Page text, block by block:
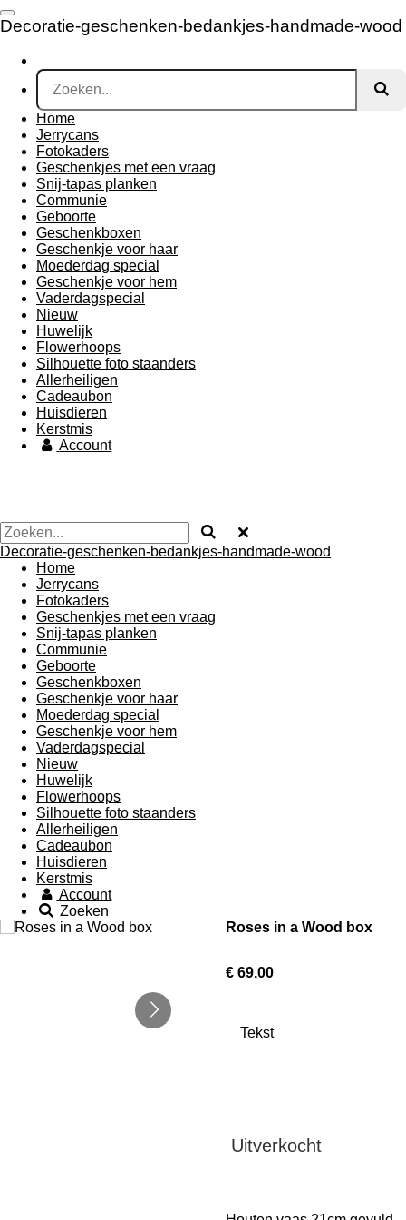
Ga
direct
de
hoofdinhoud
Decoratie-geschenken-bedankjes-handmade-wood
Home
Jerrycans
Fotokaders
Geschenkjes met een vraag
Snij-tapas planken
Communie
Geboorte
Geschenkboxen
Geschenkje voor haar
Moederdag special
Geschenkje voor hem
Vaderdagspecial
Nieuw
Huwelijk
Flowerhoops
Silhouette foto staanders
Allerheiligen
Cadeaubon
Huisdieren
Kerstmis
Account
Decoratie-geschenken-bedankjes-handmade-wood
Home
Jerrycans
Fotokaders
Geschenkjes met een vraag
Snij-tapas planken
Communie
Geboorte
Geschenkboxen
Geschenkje voor haar
Moederdag special
Geschenkje voor hem
Vaderdagspecial
Nieuw
Huwelijk
Flowerhoops
Silhouette foto staanders
Allerheiligen
Cadeaubon
Huisdieren
Kerstmis
Account
Zoeken
Roses in a Wood box
€ 69,00
Tekst
Uitverkocht